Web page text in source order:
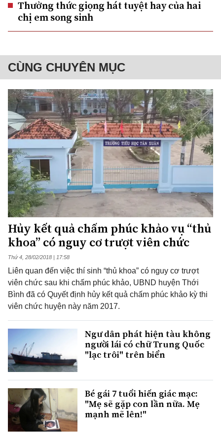
Thưởng thức giọng hát tuyệt hay của hai
chị em song sinh
CÙNG CHUYÊN MỤC
Hủy kết quả chấm phúc khảo vụ “thủ
khoa” có nguy cơ trượt viên chức
Thứ 4, 28/02/2018 | 17:58
Liên quan đến việc thí sinh “thủ khoa” có nguy cơ trượt
viên chức sau khi chấm phúc khảo, UBND huyện Thới
Bình đã có Quyết định hủy kết quả chấm phúc khảo kỳ thi
viên chức huyện này năm 2017.
Ngư dân phát hiện tàu không
người lái có chữ Trung Quốc
"lạc trôi" trên biển
Bé gái 7 tuổi hiến giác mạc:
"Mẹ sẽ gặp con lần nữa. Mẹ
mạnh mẽ lên!"